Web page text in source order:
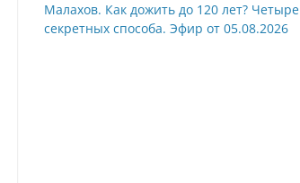
Малахов. Как дожить до 120 лет? Четыре
секретных способа. Эфир от 05.08.2026